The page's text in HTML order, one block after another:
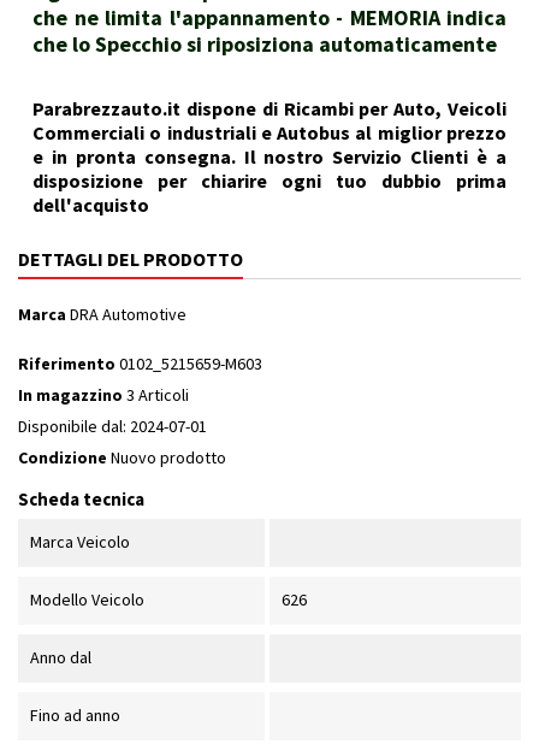
che ne limita l'appannamento - MEMORIA indica
che lo Specchio si riposiziona automaticamente
Parabrezzauto.it dispone di Ricambi per Auto, Veicoli
Commerciali o industriali e Autobus al miglior prezzo
e in pronta consegna. Il nostro Servizio Clienti è a
disposizione per chiarire ogni tuo dubbio prima
dell'acquisto
DETTAGLI DEL PRODOTTO
Marca DRA Automotive
Riferimento 0102_5215659-M603
In magazzino 3 Articoli
Disponibile dal: 2024-07-01
Condizione Nuovo prodotto
Scheda tecnica
Marca Veicolo
Modello Veicolo 626
Anno dal
Fino ad anno